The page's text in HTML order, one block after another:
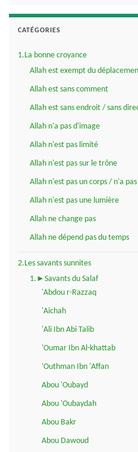
CATÉGORIES
1.La bonne croyance
Allah est exempt du
Allah est sans comment
Allah est sans endroit / sans
Allah n'a pas d'image
Allah n'est pas limité
Allah n'est pas sur le trône
Allah n'est pas un corps / n'a
Allah n'est pas une lumière
Allah ne change pas
Allah ne dépend pas du temps
2.Les savants sunnites
1.►Savants du Salaf
'Abdou r-Razzaq
'Aichah
'Ali Ibn Abi Talib
'Oumar Ibn Al-khattab
'Outhman Ibn 'Affan
Abou 'Oubayd
Abou 'Oubaydah
Abou Bakr
Abou Dawoud